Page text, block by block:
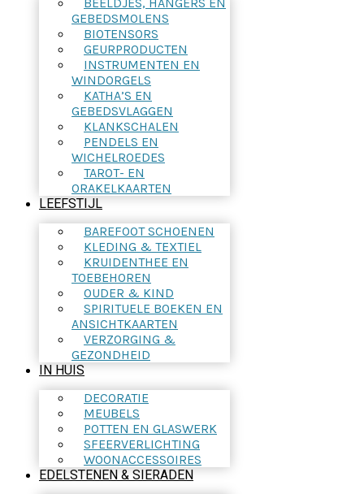
GEBEDSMOLENS
BIOTENSORS
GEURPRODUCTEN
INSTRUMENTEN EN
WINDORGELS
KATHA’S EN
GEBEDSVLAGGEN
KLANKSCHALEN
PENDELS EN
WICHELROEDES
TAROT- EN
ORAKELKAARTEN
LEEFSTIJL
BAREFOOT SCHOENEN
KLEDING & TEXTIEL
KRUIDENTHEE EN
TOEBEHOREN
OUDER & KIND
SPIRITUELE BOEKEN EN
ANSICHTKAARTEN
VERZORGING &
GEZONDHEID
IN HUIS
DECORATIE
MEUBELS
POTTEN EN GLASWERK
SFEERVERLICHTING
WOONACCESSOIRES
EDELSTENEN & SIERADEN